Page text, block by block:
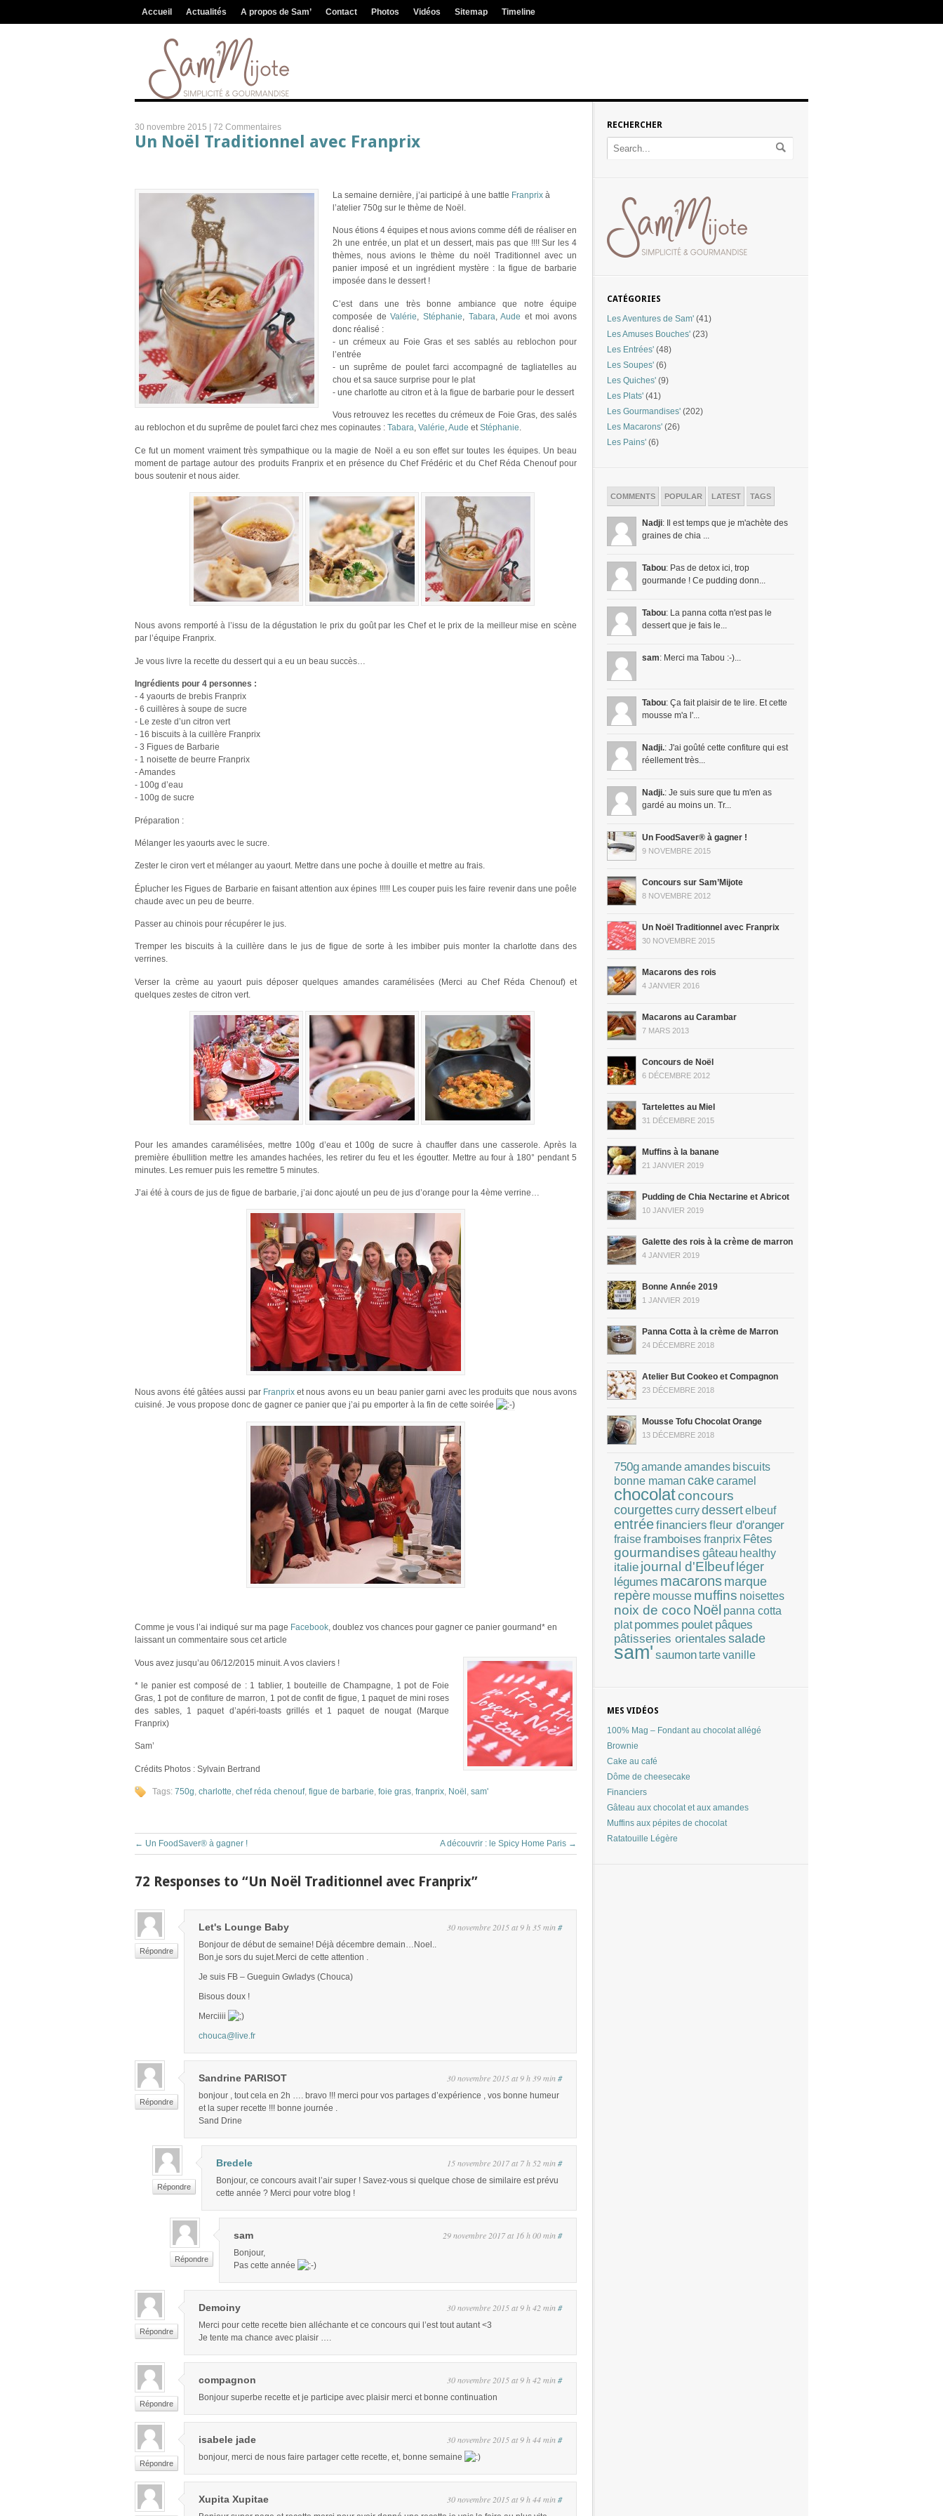
Accueil Actualités A propos de Sam’ Contact Photos Vidéos Sitemap Timeline
30 novembre 2015 | 72 Commentaires
Un Noël Traditionnel avec Franprix
La semaine dernière, j’ai participé à une battle Franprix à
l’atelier 750g sur le thème de Noël.
Nous étions 4 équipes et nous avions comme défi de réaliser en
2h une entrée, un plat et un dessert, mais pas que !!!! Sur les 4
thèmes, nous avions le thème du noël Traditionnel avec un
panier imposé et un ingrédient mystère : la figue de barbarie
imposée dans le dessert !
C’est dans une très bonne ambiance que notre équipe
composée deValérie Stéphanie Tabara ,Aude et moi avons
donc réalisé :
- un crémeux au Foie Gras et ses sablés au reblochon pour
l’entrée
- un suprême de poulet farci accompagné de tagliatelles au
chou et sa sauce surprise pour le plat
- une charlotte au citron et à la figue de barbarie pour le dessert
Vous retrouvez les recettes du crémeux de Foie Gras, des salés
au reblochon et du suprême de poulet farci chez mes copinautes : Tabara, Valérie,Aude etStéphanie.
Ce fut un moment vraiment très sympathique ou la magie de Noël a eu son effet sur toutes les équipes. Un beau
moment de partage autour des produits Franprix et en présence du Chef Frédéric et du Chef Réda Chenouf pour
bous soutenir et nous aider.
Nous avons remporté à l’issu de la dégustation le prix du goût par les Chef et le prix de la meilleur mise en scène
par l’équipe Franprix.
Je vous livre la recette du dessert qui a eu un beau succès…
Ingrédients pour 4 personnes :
- 4 yaourts de brebis Franprix
- 6 cuillères à soupe de sucre
- Le zeste d’un citron vert
- 16 biscuits à la cuillère Franprix
- 3 Figues de Barbarie
- 1 noisette de beurre Franprix
- Amandes
- 100g d’eau
- 100g de sucre
Préparation :
Mélanger les yaourts avec le sucre.
Zester le ciron vert et mélanger au yaourt. Mettre dans une poche à douille et mettre au frais.
Éplucher les Figues de Barbarie en faisant attention aux épines !!!!! Les couper puis les faire revenir dans une poêle
chaude avec un peu de beurre.
Passer au chinois pour récupérer le jus.
Tremper les biscuits à la cuillère dans le jus de figue de sorte à les imbiber puis monter la charlotte dans des
verrines.
Verser la crème au yaourt puis déposer quelques amandes caramélisées (Merci au Chef Réda Chenouf) et
quelques zestes de citron vert.
Pour les amandes caramélisées, mettre 100g d’eau et 100g de sucre à chauffer dans une casserole. Après la
première ébullition mettre les amandes hachées, les retirer du feu et les égoutter. Mettre au four à 180° pendant 5
minutes. Les remuer puis les remettre 5 minutes.
J’ai été à cours de jus de figue de barbarie, j’ai donc ajouté un peu de jus d’orange pour la 4ème verrine…
Nous avons été gâtées aussi par Franprixet nous avons eu un beau panier garni avec les produits que nous avons
cuisiné. Je vous propose donc de gagner ce panier que j’ai pu emporter à la fin de cette soirée
Comme je vous l’ai indiqué sur ma page Facebook, doublez vos chances pour gagner ce panier gourmand* en
laissant un commentaire sous cet article
Vous avez jusqu’au 06/12/2015 minuit. A vos claviers !
* le panier est composé de : 1 tablier, 1 bouteille de Champagne, 1 pot de Foie
Gras, 1 pot de confiture de marron, 1 pot de confit de figue, 1 paquet de mini roses
des sables, 1 paquet d’apéri-toasts grillés et 1 paquet de nougat (Marque
Franprix)
Sam’
Crédits Photos : Sylvain Bertrand
Tags: 750g, charlotte, chef réda chenouf, figue de barbarie, foie gras, franprix, Noël , sam'
← Un FoodSaver® à gagner ! A découvrir : le Spicy Home Paris →
72 Responses to “Un Noël Traditionnel avec Franprix”
Répondre
Let's Lounge Baby 30 novembre 2015 at 9 h 35 min #
Bonjour de début de semaine! Déjà décembre demain…Noel..
Bon,je sors du sujet.Merci de cette attention .
Je suis FB – Gueguin Gwladys (Chouca)
Bisous doux !
Merciiii
chouca@live.fr
Répondre
Sandrine PARISOT 30 novembre 2015 at 9 h 39 min #
bonjour , tout cela en 2h …. bravo !!! merci pour vos partages d’expérience , vos bonne humeur
et la super recette !!! bonne journée .
Sand Drine
Répondre
Bredele 15 novembre 2017 at 7 h 52 min #
Bonjour, ce concours avait l’air super ! Savez-vous si quelque chose de similaire est prévu
cette année ? Merci pour votre blog !
Répondre
sam 29 novembre 2017 at 16 h 00 min #
Bonjour,
Pas cette année
Répondre
Demoiny 30 novembre 2015 at 9 h 42 min #
Merci pour cette recette bien alléchante et ce concours qui l’est tout autant <3
Je tente ma chance avec plaisir ….
Répondre
compagnon 30 novembre 2015 at 9 h 42 min #
Bonjour superbe recette et je participe avec plaisir merci et bonne continuation
Répondre
isabele jade 30 novembre 2015 at 9 h 44 min #
bonjour, merci de nous faire partager cette recette, et, bonne semaine
Xupita Xupitae 30 novembre 2015 at 9 h 44 min #
RECHERCHER
CATÉGORIES
Les Aventures de Sam' (41)
Les Amuses Bouches' (23)
Les Entrées' (48)
Les Soupes' (6)
Les Quiches' (9)
Les Plats' (41)
Les Gourmandises' (202)
Les Macarons' (26)
Les Pains' (6)
COMMENTS POPULAR LATEST TAGS
Nadji: Il est temps que je m'achète des
graines de chia ...
Tabou: Pas de detox ici, trop
gourmande ! Ce pudding donn...
Tabou: La panna cotta n'est pas le
dessert que je fais le...
sam: Merci ma Tabou :-)...
Tabou: Ça fait plaisir de te lire. Et cette
mousse m'a l'...
Nadji.: J'ai goûté cette confiture qui est
réellement très...
Nadji.: Je suis sure que tu m'en as
gardé au moins un. Tr...
Un FoodSaver® à gagner !
9 NOVEMBRE 2015
Concours sur Sam’Mijote
8 NOVEMBRE 2012
Un Noël Traditionnel avec Franprix
30 NOVEMBRE 2015
Macarons des rois
4 JANVIER 2016
Macarons au Carambar
7 MARS 2013
Concours de Noël
6 DÉCEMBRE 2012
Tartelettes au Miel
31 DÉCEMBRE 2015
Muffins à la banane
21 JANVIER 2019
Pudding de Chia Nectarine et Abricot
10 JANVIER 2019
Galette des rois à la crème de marron
4 JANVIER 2019
Bonne Année 2019
1 JANVIER 2019
Panna Cotta à la crème de Marron
24 DÉCEMBRE 2018
Atelier But Cookeo et Compagnon
23 DÉCEMBRE 2018
Mousse Tofu Chocolat Orange
13 DÉCEMBRE 2018
750gamandeamandes biscuits
bonne maman cakecaramel
chocolatconcours
courgettescurrydessertelbeuf
entréefinanciers fleur d'oranger
fraiseframboises franprix Fêtes
gourmandises gâteau healthy
italie journal d'Elbeuf léger
légumes macarons marque
repère mousse muffins noisettes
noix de coco Noël panna cotta
plat pommes poulet pâques
pâtisseries orientales salade
sam' saumontartevanille
MES VIDÉOS
100% Mag – Fondant au chocolat allégé
Brownie
Cake au café
Dôme de cheesecake
Financiers
Gâteau aux chocolat et aux amandes
Muffins aux pépites de chocolat
Ratatouille Légère